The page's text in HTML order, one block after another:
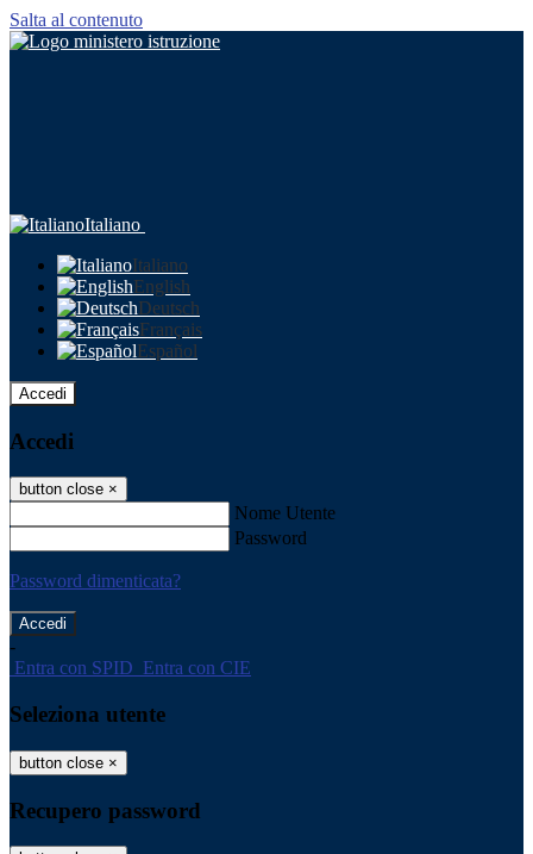
Salta al contenuto
Italiano
Italiano
English
Deutsch
Français
Español
Accedi
Accedi
button close ×
Nome Utente
Password
Password dimenticata?
-
Entra con SPID Entra con CIE
Seleziona utente
button close ×
Recupero password